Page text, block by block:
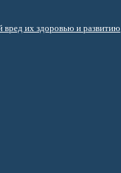
их здоровью и развитию